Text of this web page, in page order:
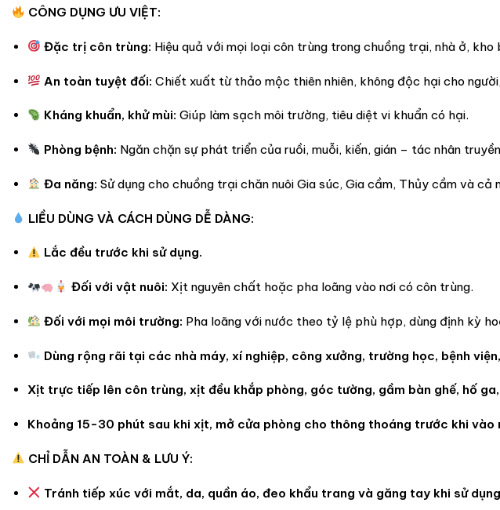
CÔNG DỤNG ƯU VIỆT:
Đặc trị côn trùng: Hiệu quả với mọi loại côn trùng trong chuồng trại, nhà ở, kho
An toàn tuyệt đối: Chiết xuất từ thảo mộc thiên nhiên, không độc hại cho
Kháng khuẩn, khử mùi: Giúp làm sạch môi trường, tiêu diệt vi khuẩn có hại.
Phòng bệnh: Ngăn chặn sự phát triển của ruồi, muỗi, kiến, gián – tác nhân
Đa năng: Sử dụng cho chuồng trại chăn nuôi Gia súc, Gia cầm, Thủy cầm và
LIỀU DÙNG VÀ CÁCH DÙNG DỄ DÀNG:
Lắc đều trước khi sử dụng.
Đối với vật nuôi: Xịt nguyên chất hoặc pha loãng vào nơi có côn trùng.
Đối với mọi môi trường: Pha loãng với nước theo tỷ lệ phù hợp, dùng định kỳ
Dùng rộng rãi tại các nhà máy, xí nghiệp, công xưởng, trường học, bệnh
Xịt trực tiếp lên côn trùng, xịt đều khắp phòng, góc tường, gầm bàn ghế, hố
Khoảng 15-30 phút sau khi xịt, mở cửa phòng cho thông thoáng trước khi vào
CHỈ DẪN AN TOÀN & LƯU Ý:
Tránh tiếp xúc với mắt, da, quần áo, đeo khẩu trang và găng tay khi sử